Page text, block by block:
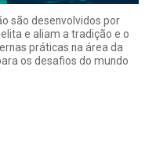
são desenvolvidos por
e aliam a tradição e o
práticas na área da
os desafios do mundo